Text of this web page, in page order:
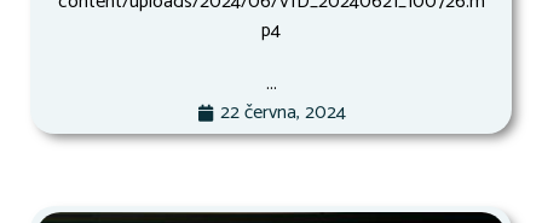
p4
...
22 června, 2024